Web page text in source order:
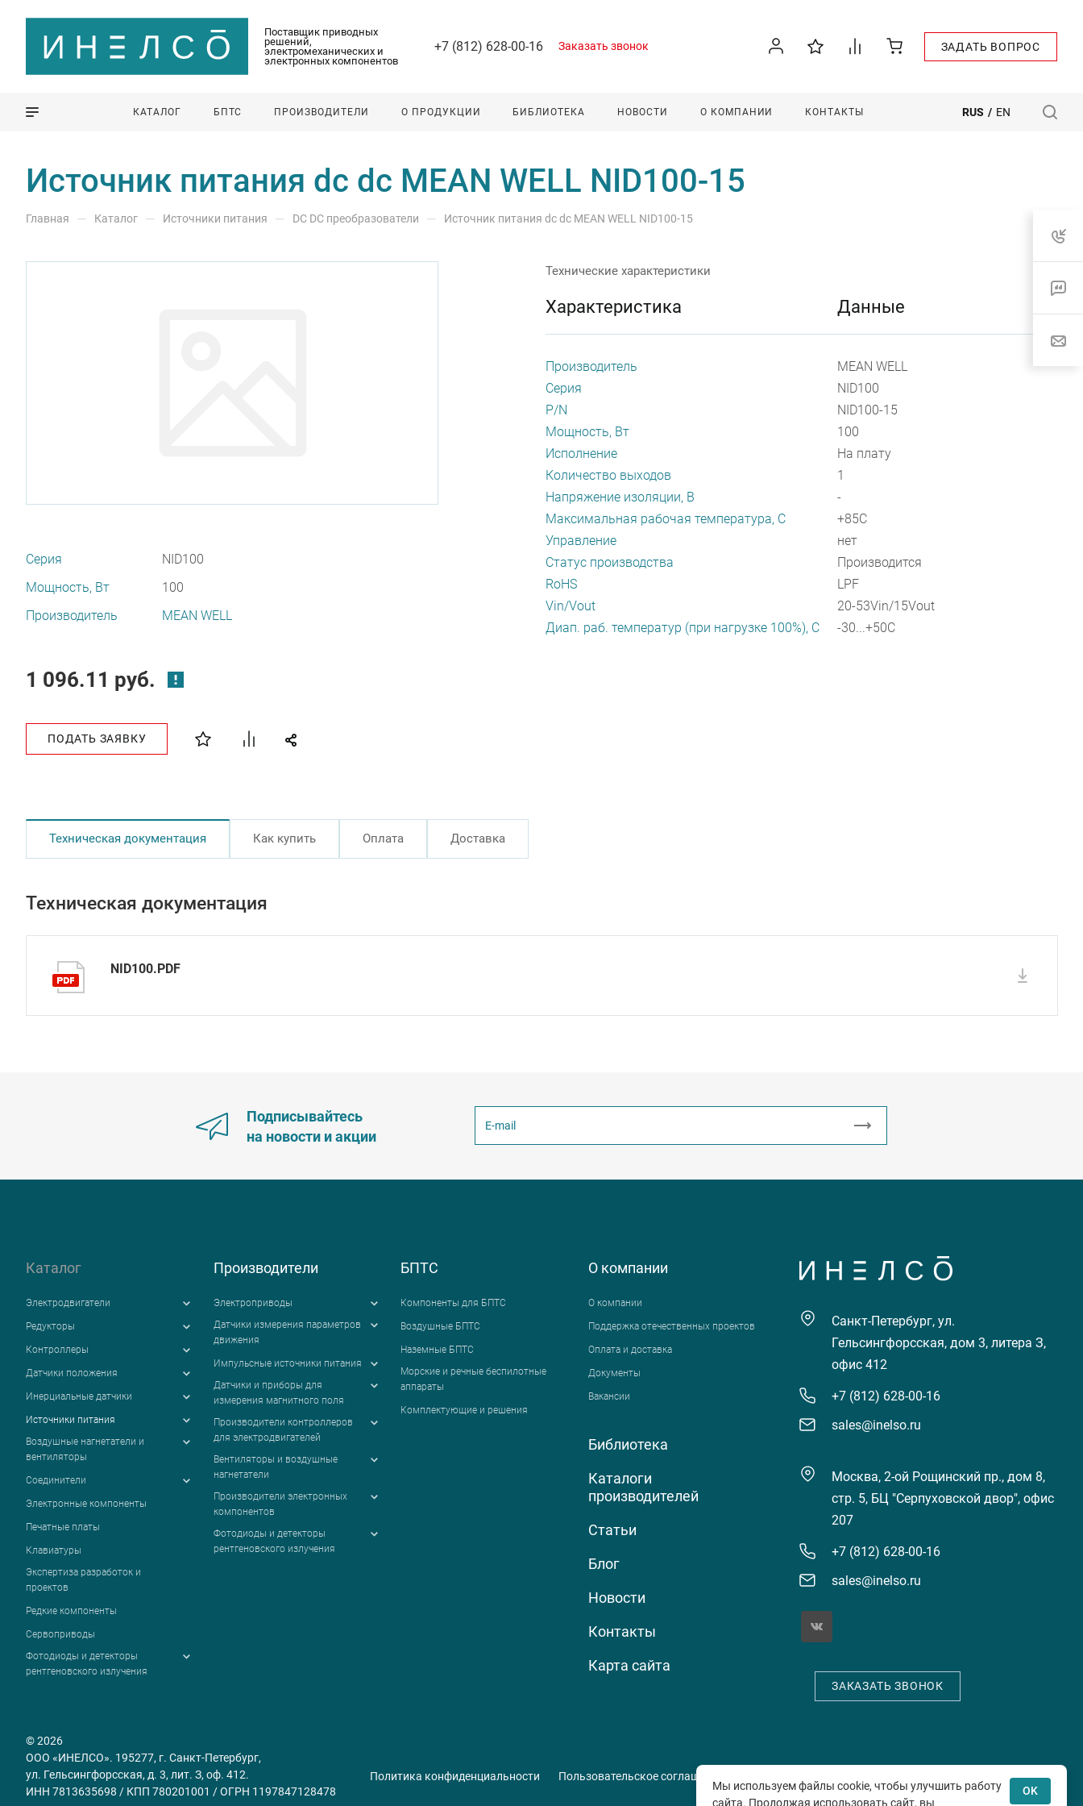
Поставщик приводных
решений,
электромеханических и
электронных компонентов
+7 (812) 628-00-16 Заказать звонок ЗАДАТЬ ВОПРОС
КАТАЛОГ БПТС ПРОИЗВОДИТЕЛИ О ПРОДУКЦИИ БИБЛИОТЕКА НОВОСТИ О КОМПАНИИ КОНТАКТЫ RUS / EN
Источник питания dc dc MEAN WELL NID100-15
Главная — Каталог — Источники питания — DС DС преобразователи — Источник питания dc dc MEAN WELL NID100-15
Серия
NID100
Мощность, Вт
100
Производитель
MEAN WELL
1 096.11 руб.
ПОДАТЬ ЗАЯВКУ
Технические характеристики
Характеристика Данные
Производитель
MEAN WELL
Серия
NID100
P/N
NID100-15
Мощность, Вт
100
Исполнение
На плату
Количество выходов
1
Напряжение изоляции, В
-
Максимальная рабочая температура, C
+85C
Управление
нет
Статус производства
Производится
RoHS
LPF
Vin/Vout
20-53Vin/15Vout
Диап. раб. температур (при нагрузке 100%), C
-30...+50C
Техническая документация Как купить Оплата Доставка
Техническая документация
NID100.PDF
Подписывайтесь
на новости и акции
Каталог
Электродвигатели
Редукторы
Контроллеры
Датчики положения
Инерциальные датчики
Источники питания
Воздушные нагнетатели и
вентиляторы
Соединители
Электронные компоненты
Печатные платы
Клавиатуры
Экспертиза разработок и
проектов
Редкие компоненты
Сервоприводы
Фотодиоды и детекторы
рентгеновского излучения
Производители
Электроприводы
Датчики измерения параметров
движения
Импульсные источники питания
Датчики и приборы для
измерения магнитного поля
Производители контроллеров
для электродвигателей
Вентиляторы и воздушные
нагнетатели
Производители электронных
компонентов
Фотодиоды и детекторы
рентгеновского излучения
БПТС
Компоненты для БПТС
Воздушные БПТС
Наземные БПТС
Морские и речные беспилотные
аппараты
Комплектующие и решения
О компании
О компании
Поддержка отечественных проектов
Оплата и доставка
Документы
Вакансии
Библиотека
Каталоги
производителей
Статьи
Блог
Новости
Контакты
Карта сайта
Санкт-Петербург, ул.
Гельсингфорсская, дом 3, литера З,
офис 412
+7 (812) 628-00-16
sales@inelso.ru
Москва, 2-ой Рощинский пр., дом 8,
стр. 5, БЦ "Серпуховской двор", офис
207
+7 (812) 628-00-16
sales@inelso.ru
ЗАКАЗАТЬ ЗВОНОК
© 2026
ООО «ИНЕЛСО». 195277, г. Санкт-Петербург,
ул. Гельсингфорсская, д. 3, лит. З, оф. 412.
ИНН 7813635698 / КПП 780201001 / ОГРН 1197847128478
Политика конфиденциальности Пользовательское соглашение
Мы используем файлы cookie, чтобы улучшить работу
сайта. Продолжая использовать сайт, вы
OK